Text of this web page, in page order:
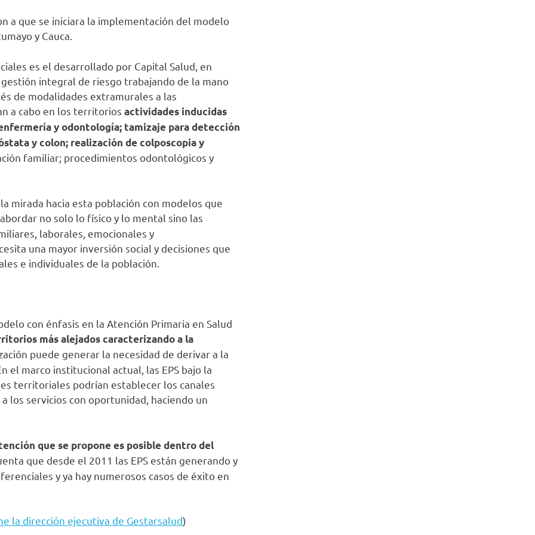
a que se iniciara la implementación del modelo
y Cauca.
es el desarrollado por Capital Salud, en
integral de riesgo trabajando de la mano
de modalidades extramurales a las
a cabo en los territorios actividades inducidas
y odontología; tamizaje para detección
y colon; realización de colposcopia y
familiar; procedimientos odontológicos y
mirada hacia esta población con modelos que
no solo lo físico y lo mental sino las
laborales, emocionales y
una mayor inversión social y decisiones que
e individuales de la población.
con énfasis en la Atención Primaria en Salud
más alejados caracterizando a la
puede generar la necesidad de derivar a la
el marco institucional actual, las EPS bajo la
territoriales podrían establecer los canales
los servicios con oportunidad, haciendo un
que se propone es posible dentro del
que desde el 2011 las EPS están generando y
y ya hay numerosos casos de éxito en
la dirección ejecutiva de Gestarsalud)